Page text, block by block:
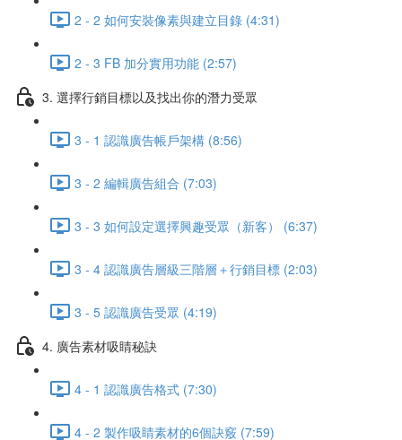
2 - 2 如何安裝像素與建立目錄 (4:31)
2 - 3 FB 加分實用功能 (2:57)
3. 選擇行銷目標以及找出你的潛力受眾
3 - 1 認識廣告帳戶架構 (8:56)
3 - 2 編輯廣告組合 (7:03)
3 - 3 如何設定選擇興趣受眾（新客） (6:37)
3 - 4 認識廣告層級三階層＋行銷目標 (2:03)
3 - 5 認識廣告受眾 (4:19)
4. 廣告素材吸睛秘訣
4 - 1 認識廣告格式 (7:30)
4 - 2 製作吸睛素材的6個訣竅 (7:59)